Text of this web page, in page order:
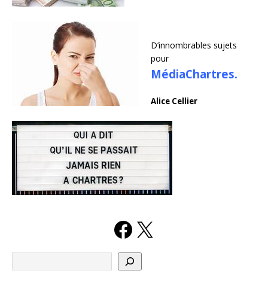
D’innombrables sujets
pour
MédiaChartres.
Alice Cellier